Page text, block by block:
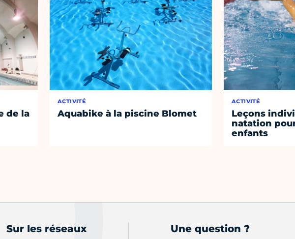
de la
ACTIVITÉ
Aquabike à la piscine Blomet
ACTIVITÉ
Leçons
natation
enfants
Sur les réseaux Une question ?